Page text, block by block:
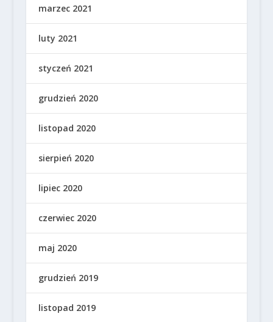
marzec 2021
luty 2021
styczeń 2021
grudzień 2020
listopad 2020
sierpień 2020
lipiec 2020
czerwiec 2020
maj 2020
grudzień 2019
listopad 2019